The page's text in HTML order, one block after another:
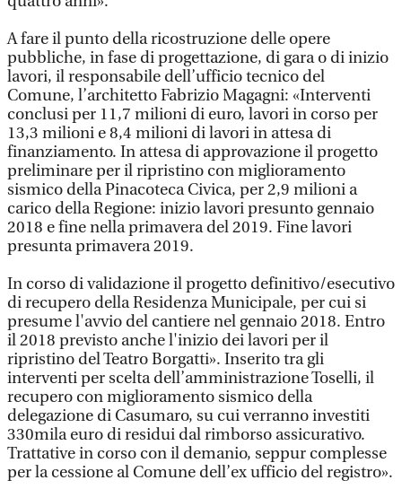
A fare il punto della ricostruzione delle opere
pubbliche, in fase di progettazione, di gara o di inizio
lavori, il responsabile dell’ufficio tecnico del
Comune, l’architetto Fabrizio Magagni: «Interventi
conclusi per 11,7 milioni di euro, lavori in corso per
13,3 milioni e 8,4 milioni di lavori in attesa di
finanziamento. In attesa di approvazione il progetto
preliminare per il ripristino con miglioramento
sismico della Pinacoteca Civica, per 2,9 milioni a
carico della Regione: inizio lavori presunto gennaio
2018 e fine nella primavera del 2019. Fine lavori
presunta primavera 2019.
In corso di validazione il progetto definitivo/esecutivo
di recupero della Residenza Municipale, per cui si
presume l'avvio del cantiere nel gennaio 2018. Entro
il 2018 previsto anche l'inizio dei lavori per il
ripristino del Teatro Borgatti». Inserito tra gli
interventi per scelta dell’amministrazione Toselli, il
recupero con miglioramento sismico della
delegazione di Casumaro, su cui verranno investiti
330mila euro di residui dal rimborso assicurativo.
Trattative in corso con il demanio, seppur complesse
per la cessione al Comune dell’ex ufficio del registro».